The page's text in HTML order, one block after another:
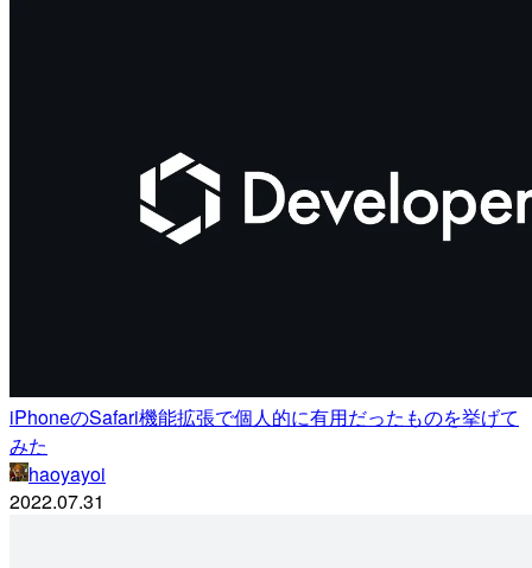
iPhoneのSafari機能拡張で個人的に有用だったものを挙げて
みた
haoyayoi
2022.07.31